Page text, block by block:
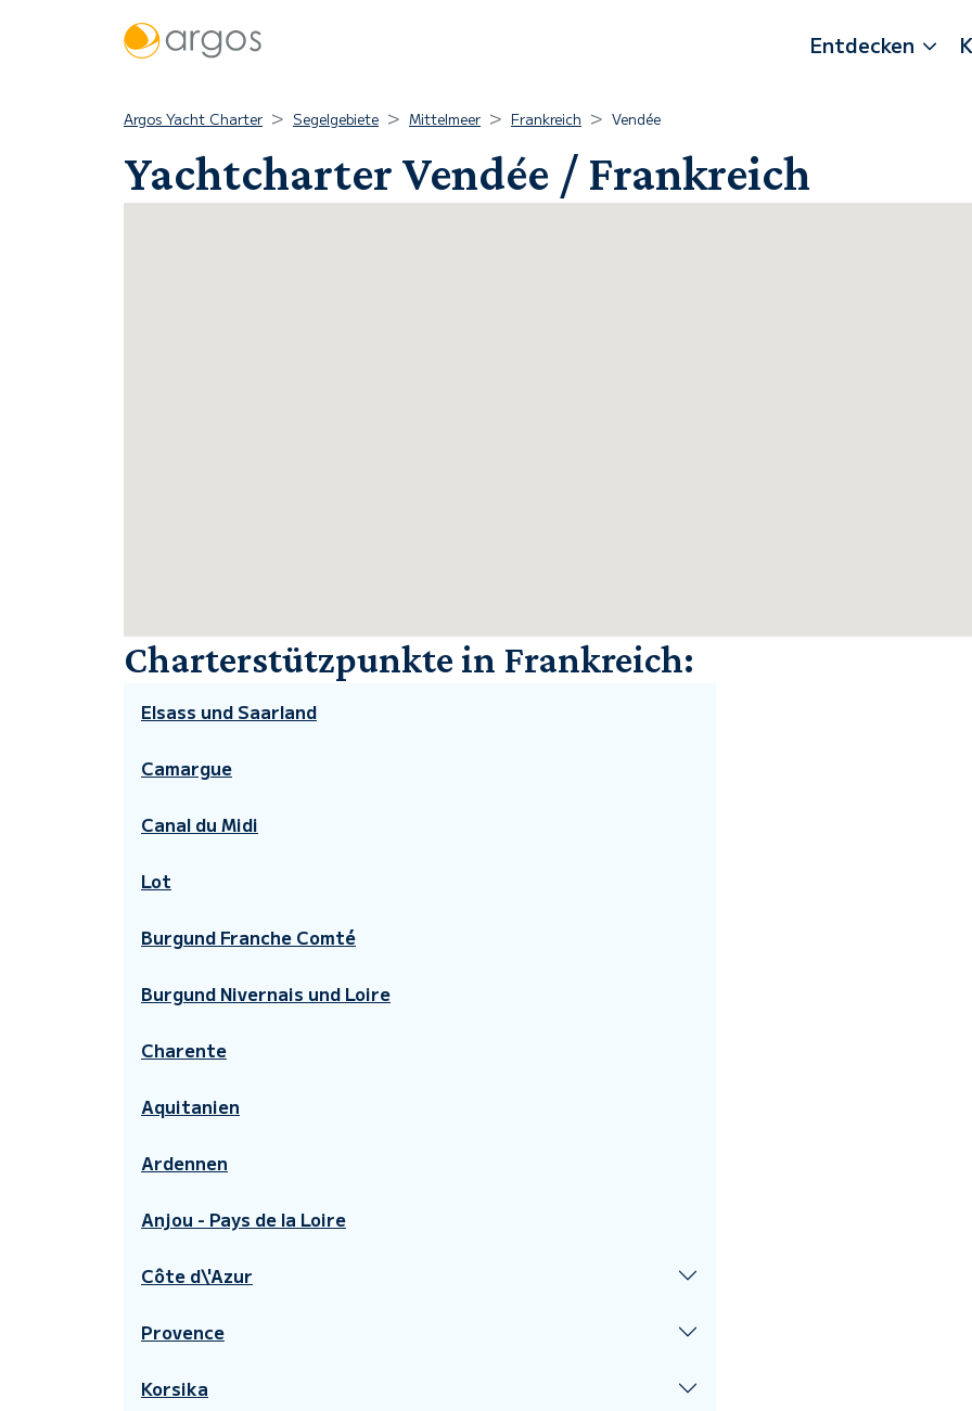
Entdecken
Argos Yacht Charter Segelgebiete Mittelmeer Frankreich Vendée
Yachtcharter Vendée / Frankreich
Charterstützpunkte in Frankreich:
Elsass und Saarland
Camargue
Canal du Midi
Lot
Burgund Franche Comté
Burgund Nivernais und Loire
Charente
Aquitanien
Ardennen
Anjou - Pays de la Loire
Côte d\'Azur
Provence
Korsika